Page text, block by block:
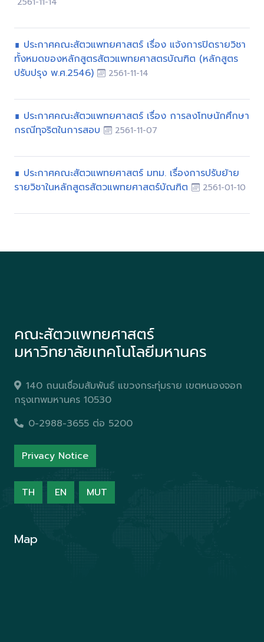
∎ ประกาศคณะสัตวแพทยศาสตร์ เรื่อง แจ้งการปิดรายวิชา
ทั้งหมดของหลักสูตรสัตวแพทยศาสตรบัณฑิต (หลักสูตร
ปรับปรุง พ.ศ.2546)
2561-11-14
∎ ประกาศคณะสัตวแพทยศาสตร์ เรื่อง การลงโทษนักศึกษา
กรณีทุจริตในการสอบ
2561-11-07
∎ ประกาศคณะสัตวแพทยศาสตร์ มทม. เรื่องการปรับย้าย
รายวิชาในหลักสูตรสัตวแพทยศาสตร์บัณฑิต
2561-01-10
คณะสัตวแพทยศาสตร์
มหาวิทยาลัยเทคโนโลยีมหานคร
140 ถนนเชื่อมสัมพันธ์ แขวงกระทุ่มราย เขตหนองจอก
กรุงเทพมหานคร 10530
0-2988-3655 ต่อ 5200
Privacy Notice
TH EN MUT
Map